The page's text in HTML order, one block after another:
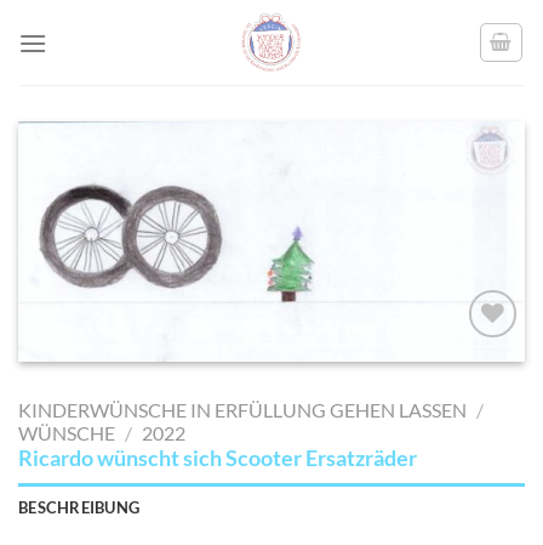
AUF MEINE
SETZEN
KINDERWÜNSCHE IN ERFÜLLUNG GEHEN LASSEN /
WÜNSCHE / 2022
Ricardo wünscht sich Scooter Ersatzräder
BESCHREIBUNG